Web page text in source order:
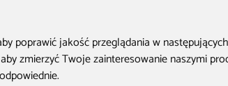
poprawić jakość przeglądania w
aby zmierzyć Twoje zainteresowanie naszymi
.